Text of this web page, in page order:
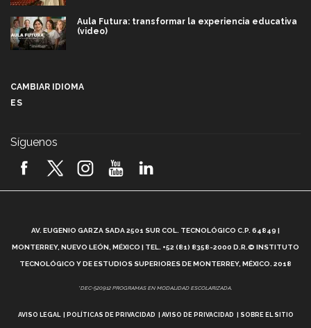
Aula Futura: transformar la experiencia educativa
(video)
2026! (video)
¿Cómo es el Modelo Educativo Tec? (video)
Vida Tec: Feminismo e Inteligencia Artificial, Paola
CAMBIAR IDIOMA
ES
Síguenos
AV. EUGENIO GARZA SADA 2501 SUR COL. TECNOLÓGICO C.P. 64849 |
MONTERREY, NUEVO LEÓN, MÉXICO | TEL. +52 (81) 8358-2000 D.R.© INSTITUTO
TECNOLÓGICO Y DE ESTUDIOS SUPERIORES DE MONTERREY, MÉXICO. 2018
*DEC-520912 PROGRAMAS EN MODALIDAD ESCOLARIZADA.
AVISO LEGAL POLÍTICAS DE PRIVACIDAD AVISO DE PRIVACIDAD SOBRE EL SITIO